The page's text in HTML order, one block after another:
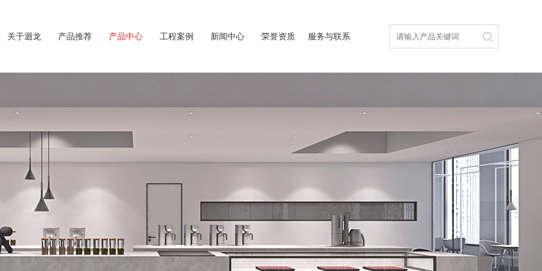
关于迴龙 产品推荐 产品中心 工程案例 新闻中心 荣誉资质 服务与联系